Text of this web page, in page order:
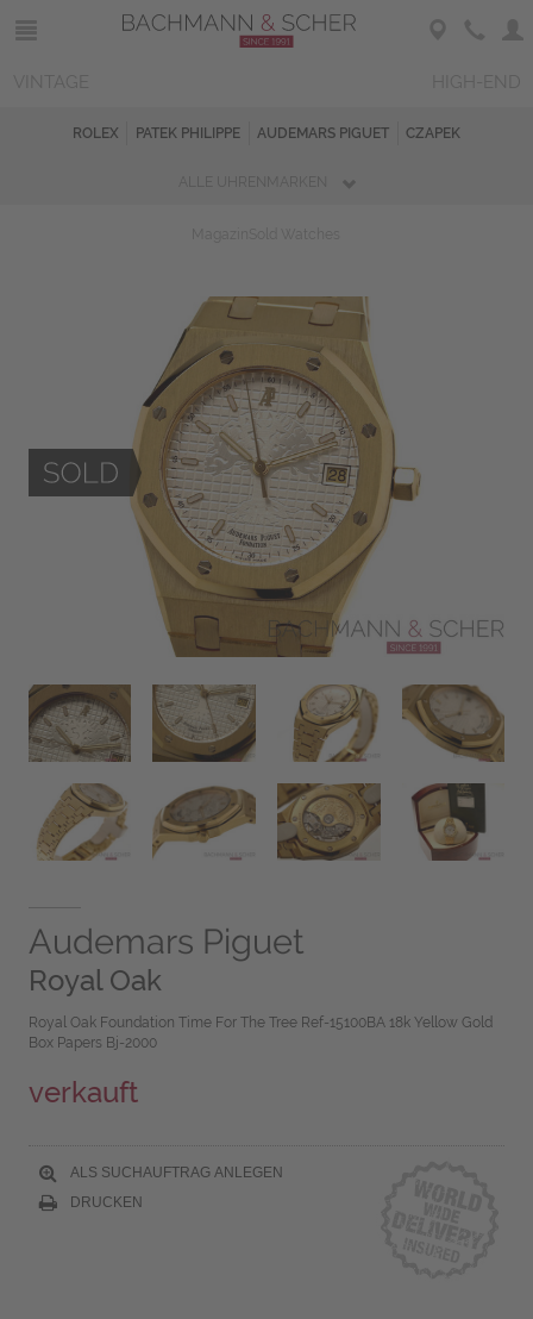
ROLEX PATEK PHILIPPE AUDEMARS PIGUET CZAPEK
Audemars Piguet
Royal Oak
Royal Oak Foundation Time For The Tree Ref-15100BA 18k Yellow Gold
Box Papers Bj-2000
verkauft
ALS SUCHAUFTRAG ANLEGEN
DRUCKEN